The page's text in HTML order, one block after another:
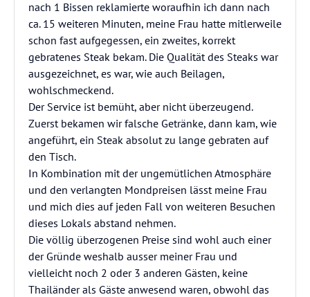
nach 1 Bissen reklamierte woraufhin ich dann nach
ca. 15 weiteren Minuten, meine Frau hatte mitlerweile
schon fast aufgegessen, ein zweites, korrekt
gebratenes Steak bekam. Die Qualität des Steaks war
ausgezeichnet, es war, wie auch Beilagen,
wohlschmeckend.
Der Service ist bemüht, aber nicht überzeugend.
Zuerst bekamen wir falsche Getränke, dann kam, wie
angeführt, ein Steak absolut zu lange gebraten auf
den Tisch.
In Kombination mit der ungemütlichen Atmosphäre
und den verlangten Mondpreisen lässt meine Frau
und mich dies auf jeden Fall von weiteren Besuchen
dieses Lokals abstand nehmen.
Die völlig überzogenen Preise sind wohl auch einer
der Gründe weshalb ausser meiner Frau und
vielleicht noch 2 oder 3 anderen Gästen, keine
Thailänder als Gäste anwesend waren, obwohl das